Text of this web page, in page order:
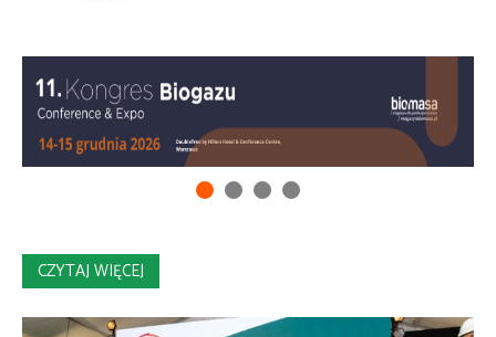
CZYTAJ WIĘCEJ